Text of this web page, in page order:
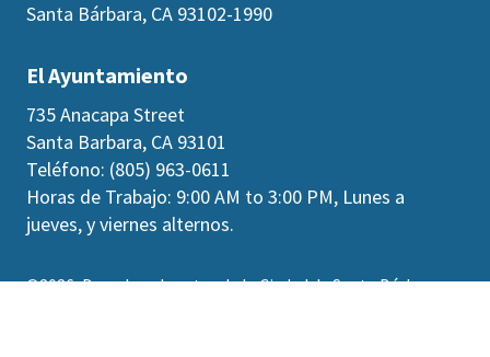
El Ayuntamiento
735 Anacapa Street
Santa Barbara, CA 93101
Teléfono: (805) 963-0611
Horas de Trabajo: 9:00 AM to 3:00 PM, Lunes a
jueves, y viernes alternos.
Santa Bárbara, CA 93102-1990
©2026 Derechos de autor de la Ciudad de Santa Bárbara